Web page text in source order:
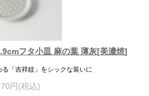
フタ小皿 麻の葉 薄灰[美濃焼]
る「吉祥紋」をシックな装いに
円(税込)